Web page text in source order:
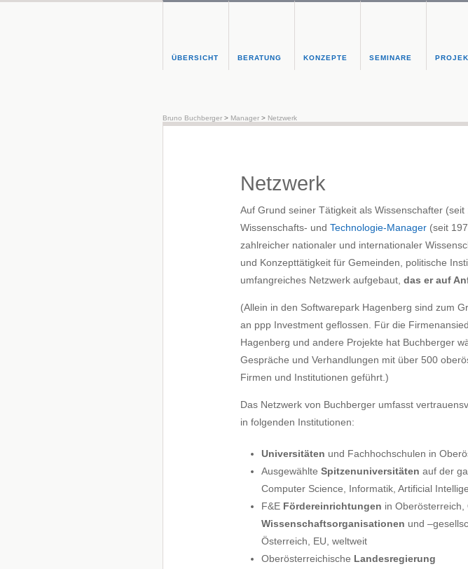
ÜBERSICHT BERATUNG KONZEPTE SEMINARE
Bruno Buchberger > Manager > Netzwerk
Netzwerk
Auf Grund seiner Tätigkeit als Wissenschafter (seit
Wissenschafts- und Technologie-Manager (seit
zahlreicher nationaler und internationaler
und Konzepttätigkeit für Gemeinden, politische
umfangreiches Netzwerk aufgebaut, das er auf
(Allein in den Softwarepark Hagenberg sind zum
an ppp Investment geflossen. Für die
Hagenberg und andere Projekte hat Buchberger
Gespräche und Verhandlungen mit über 500
Firmen und Institutionen geführt.)
Das Netzwerk von Buchberger umfasst
in folgenden Institutionen:
Universitäten und Fachhochschulen in
Ausgewählte Spitzenuniversitäten auf der
Computer Science, Informatik, Artificial
F&E Fördereinrichtungen in Oberösterreich,
Wissenschaftsorganisationen und
Österreich, EU, weltweit
Oberösterreichische Landesregierung